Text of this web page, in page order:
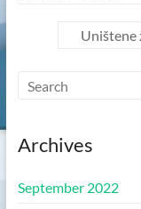
Uništene
Archives
September 2022